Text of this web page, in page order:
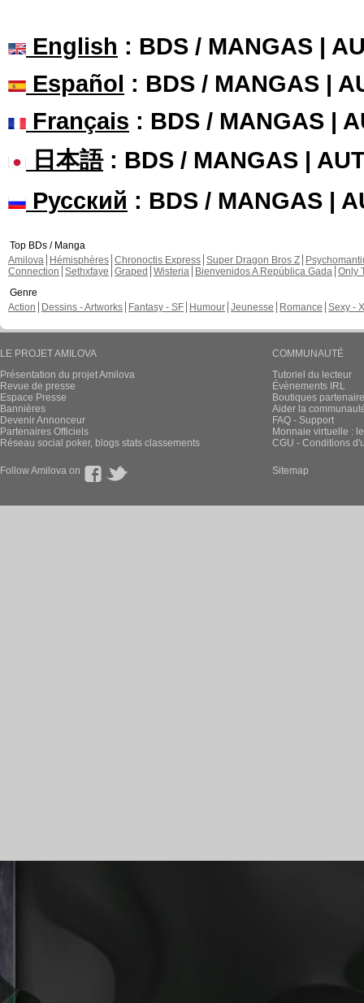
English : BDS / MANGAS |
Español : BDS / MANGAS |
Français : BDS / MANGAS |
日本語: BDS / MANGAS |
Русский : BDS / MANGAS |
Top BDs / Manga
Amilova
Hémisphères Chronoctis Express Super Dragon Bros Z
Connection Sethxfaye Graped Wisteria Bienvenidos A República Gada Only
Genre
Action
Dessins - Artworks Fantasy - SF Humour Jeunesse Romance Sexy -
LE PROJET AMILOVA
Présentation du projet Amilova
Revue de presse
Espace Presse
Bannières
Devenir Annonceur
Partenaires Officiels
Réseau social poker, blogs stats classements
COMMUNAUTÉ
Tutoriel du lecteur
Évènements IRL
Boutiques
Aider la
FAQ - Support
Monnaie virtuelle :
CGU - Conditions
Follow Amilova on Sitemap